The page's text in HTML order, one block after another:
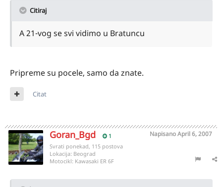
Citiraj
A 21-vog se svi vidimo u Bratuncu
Pripreme su pocele, samo da znate.
Citat
Goran_Bgd 1 NapisanoApril 6, 2007
Svrati ponekad, 115 postova
Lokacija: Beograd
Motocikl: Kawasaki ER 6F